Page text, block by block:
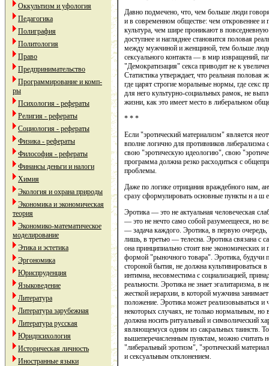
Оккультизм и уфология
Педагогика
Полиграфия
Политология
Право
Предпринимательство
Программирование и комп-
ры
Психология - рефераты
Религия - рефераты
Социология - рефераты
Физика - рефераты
Философия - рефераты
Финансы деньги и налоги
Химия
Экология и охрана природы
Экономика и экономическая
теория
Экономико-математическое
моделирование
Этика и эстетика
Эргономика
Юриспруденция
Языковедение
Литература
Литература зарубежная
Литература русская
Юридпсихология
Историческая личность
Иностранные языки
Давно подмечено, что, чем больше люди
и в современном обществе: чем откровеннее и
культура, чем шире проникают в
доступнее и нагляднее становится половая
между мужчиной и женщиной, тем больше
сексуального контакта — в мир извращений,
"Демократизация" секса приводит не к
Статистика утверждает, что реальная половая
где царят строгие моральные нормы, где секс
для него культурно-социальных рамок, не
жизни, как это имеет место в либеральном
* * *
Если "эротический материализм" является
вполне логично для противников либерализма
свою "эротическую идеологию", свою
программа должна резко расходиться с
проблемы.
Даже по логике отрицания враждебного нам,
сразу сформулировать основные пункты н а ш
Эротика — это не актуальная человеческая
— это не нечто само собой разумеещееся, но
— задача каждого. Эротика, в первую
лишь, в третью — телесна. Эротика связана с
она принципиально стоит вне экономических
формой "рыночного товара". Эротика, будучи
стороной бытия, не должна
интимна, несовместима с социализацией,
реальности. Эротика не знает эгалитаризма, в
жесткой иерархии, в которой мужчина
положение. Эротика может реализовываться и
некоторых случаях, не только нормальным,
должна носить ритуальный и символический
являющемуся одним из сакральных таинств.
вышеперечисленным пунктам, можно считать
"либеральный эротизм", "эротический
и сексуальным отклонением.